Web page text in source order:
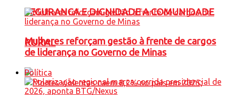
SEGURANCA E DIGNIDADE A COMUNIDADE
RURAL
Mulheres reforçam gestão à frente de cargos
de liderança no Governo de Minas
Política